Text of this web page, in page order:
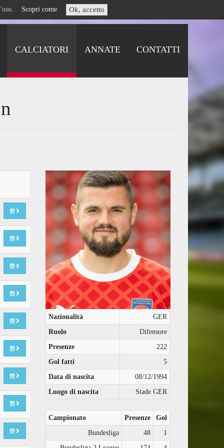
l'uso. Scopri come Ok, accetto
CALCIATORI ANNATE CONTATTI
Nazionalità
GER
Ruolo
Difensore
Presenze
222
Gol fatti
5
Data di nascita
08/12/1994
Luogo di nascita
Stade GER
Campionato Presenze
Gol
Bundesliga
48
1